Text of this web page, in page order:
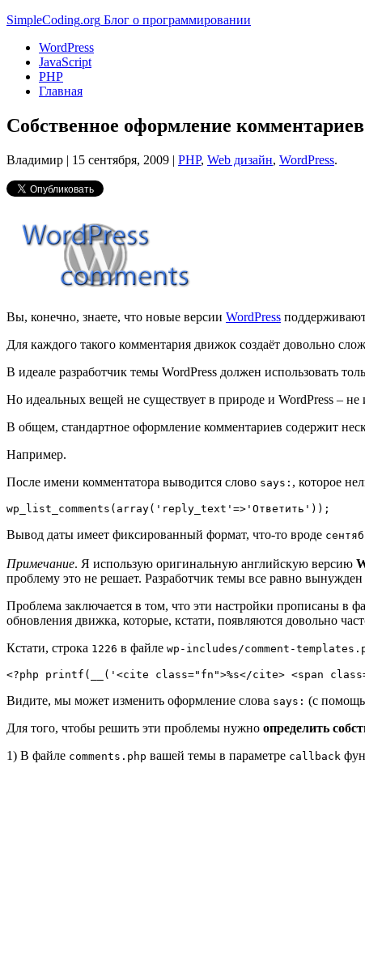
SimpleCoding.org Блог о программировании
WordPress
JavaScript
PHP
Главная
Собственное оформление
Владимир | 15 сентября, 2009 | PHP, Web дизайн, WordPress.
Вы, конечно, знаете, что новые версии WordPress
Для каждого такого комментария движок создаёт довольно
В идеале разработчик темы WordPress должен использовать
Но идеальных вещей не существует в природе и WordPress –
В общем, стандартное оформление комментариев содержит
Например.
После имени комментатора выводится слово says: , которое
wp_list_comments(array('reply_text'=>'Ответить'));
Вывод даты имеет фиксированный формат, что-то вроде
Примечание. Я использую оригинальную английскую версию
проблему это не решает. Разработчик темы все равно
Проблема заключается в том, что эти настройки прописаны в
обновления движка, которые, кстати, появляются довольно
Кстати, строка 1226 в файле wp-includes/comment-
<?php printf(__('<cite class="fn">%s</cite> <span
Видите, мы может изменить оформление слова says: (с
Для того, чтобы решить эти проблемы нужно определить
1) В файле comments.php вашей темы в параметре callback